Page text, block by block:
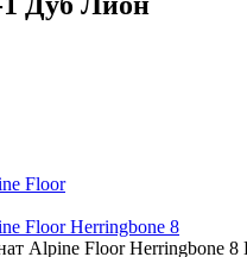
Floor
Floor Herringbone 8
Alpine Floor Herringbone